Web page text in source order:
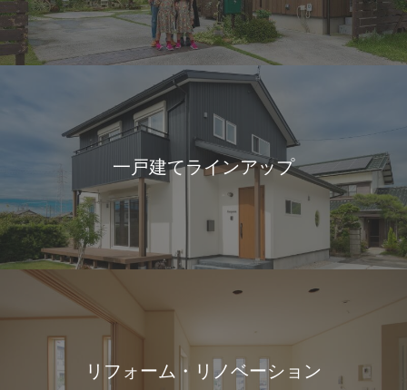
一戸建てラインアップ
リフォーム・リノベーション